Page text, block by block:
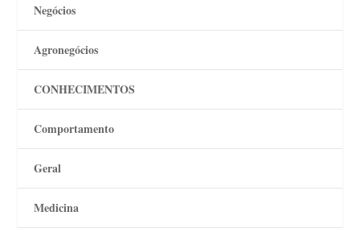
Negócios
Agronegócios
CONHECIMENTOS
Comportamento
Geral
Medicina